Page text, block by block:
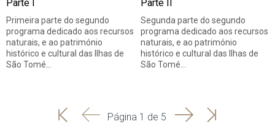
Parte I
Primeira parte do segundo
programa dedicado aos recursos
naturais, e ao património
histórico e cultural das Ilhas de
São Tomé…
Parte II
Segunda parte do segundo
programa dedicado aos recursos
naturais, e ao património
histórico e cultural das Ilhas de
São Tomé…
'
'
Página 1 de 5 SeguinteÚltima